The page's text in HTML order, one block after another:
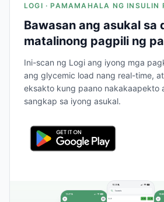
LOGI · PAMAMAHALA NG INSULIN
Bawasan ang asukal sa
matalinong pagpili ng
Ini-scan ng Logi ang iyong mga
ang glycemic load nang real-time,
eksakto kung paano nakakaapekto
sangkap sa iyong asukal.